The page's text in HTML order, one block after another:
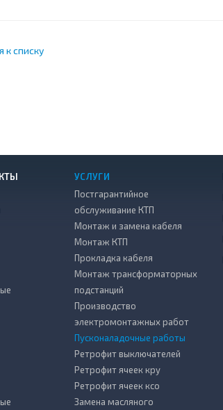
к списку
УСЛУГИ
Постгарантийное
обслуживание КТП
Монтаж и замена кабеля
Монтаж КТП
Прокладка кабеля
Монтаж трансформаторных
подстанций
Производство
электромонтажных работ
Пусконаладочные работы
Ретрофит выключателей
Ретрофит ячеек кру
Ретрофит ячеек ксо
Замена масляного